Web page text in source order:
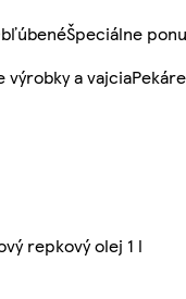
Špeciálne
výrobky a vajcia
repkový olej 1 l